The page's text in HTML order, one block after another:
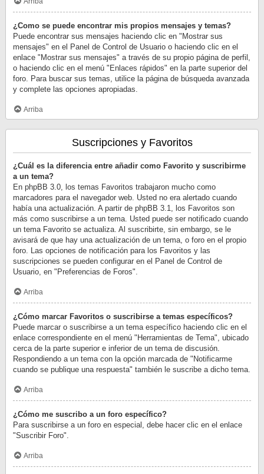
¿Como se puede encontrar mis propios mensajes y temas?
Puede encontrar sus mensajes haciendo clic en "Mostrar sus
mensajes" en el Panel de Control de Usuario o haciendo clic en el
enlace "Mostrar sus mensajes" a través de su propio página de perfil,
o haciendo clic en el menú "Enlaces rápidos" en la parte superior del
foro. Para buscar sus temas, utilice la página de búsqueda avanzada
y complete las opciones apropiadas.
Arriba
Suscripciones y Favoritos
¿Cuál es la diferencia entre añadir como Favorito y suscribirme
a un tema?
En phpBB 3.0, los temas Favoritos trabajaron mucho como
marcadores para el navegador web. Usted no era alertado cuando
había una actualización. A partir de phpBB 3.1, los Favoritos son
más como suscribirse a un tema. Usted puede ser notificado cuando
un tema Favorito se actualiza. Al suscribirte, sin embargo, se le
avisará de que hay una actualización de un tema, o foro en el propio
foro. Las opciones de notificación para los Favoritos y las
suscripciones se pueden configurar en el Panel de Control de
Usuario, en "Preferencias de Foros".
Arriba
¿Cómo marcar Favoritos o suscribirse a temas específicos?
Puede marcar o suscribirse a un tema específico haciendo clic en el
enlace correspondiente en el menú "Herramientas de Tema", ubicado
cerca de la parte superior e inferior de un tema de discusión.
Respondiendo a un tema con la opción marcada de "Notificarme
cuando se publique una respuesta" también le suscribe a dicho tema.
Arriba
¿Cómo me suscribo a un foro específico?
Para suscribirse a un foro en especial, debe hacer clic en el enlace
"Suscribir Foro".
Arriba